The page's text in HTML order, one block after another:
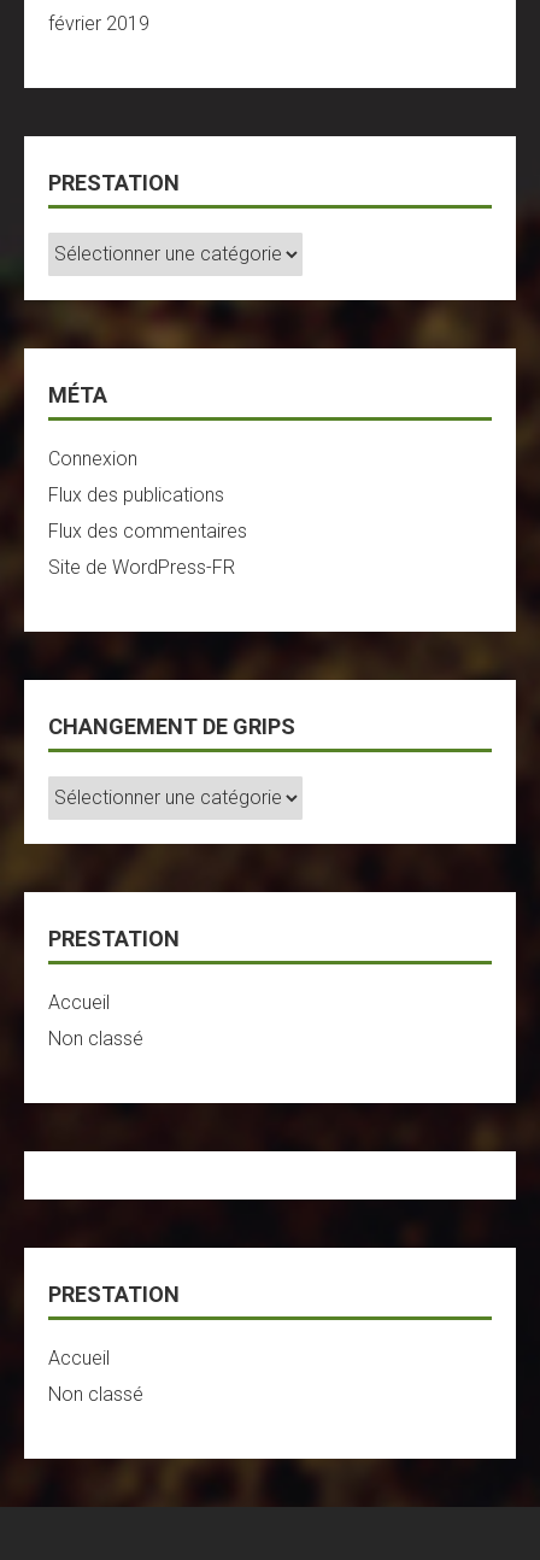
février 2019
PRESTATION
Prestation
MÉTA
Connexion
Flux des publications
Flux des commentaires
Site de WordPress-FR
CHANGEMENT DE GRIPS
Changement
De
Grips
PRESTATION
Accueil
Non classé
PRESTATION
Accueil
Non classé